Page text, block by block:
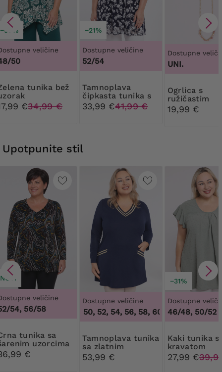
−50%
veličine
50
bež
€34,99 €
−21%
Dostupne veličine
52/54
Tamnoplava
čipkasta tunika s
bijelim cvijećem
33,99 €41,99 €
Dostupne
UNI.
Ogrlica s
ružičastim
perlicama u
srca
19,99 €
Upotpunite stil
NOVI
veličine
54, 56/58
sa
uzorcima
€
Dostupne veličine
48, 50, 52, 54, 56, 58, 60, 62, 64,48, 50,
Tamnoplava tunika
sa zlatnim
dekolteom
53,99 €
−31%
Dostupne
46/48, 50/52
Kaki tunika s
kravatom
27,99 €